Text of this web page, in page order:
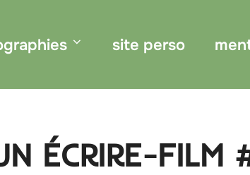
site perso
ÉCRIRE-